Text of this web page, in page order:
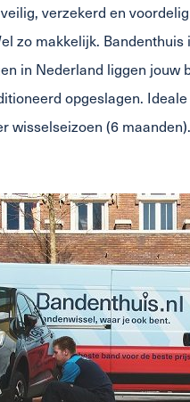
verzekerd en
zo makkelijk.
in Nederland liggen jouw
opgeslagen.
wisselseizoen (6 maanden).